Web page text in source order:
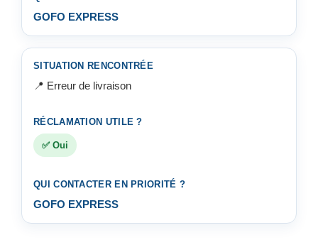
GOFO EXPRESS
📍 Erreur de livraison
✅ Oui
GOFO EXPRESS